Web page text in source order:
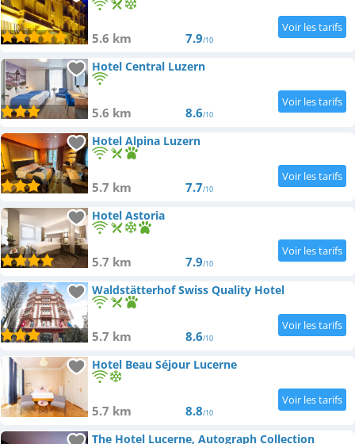
5.6 km 7.9/10
Hotel Central Luzern
5.6 km 8.6/10
Hotel Alpina Luzern
5.7 km 7.7/10
Hotel Astoria
5.7 km 7.9/10
Waldstätterhof Swiss Quality Hotel
5.7 km 8.6/10
Hotel Beau Séjour Lucerne
5.7 km 8.8/10
The Hotel Lucerne, Autograph Collection